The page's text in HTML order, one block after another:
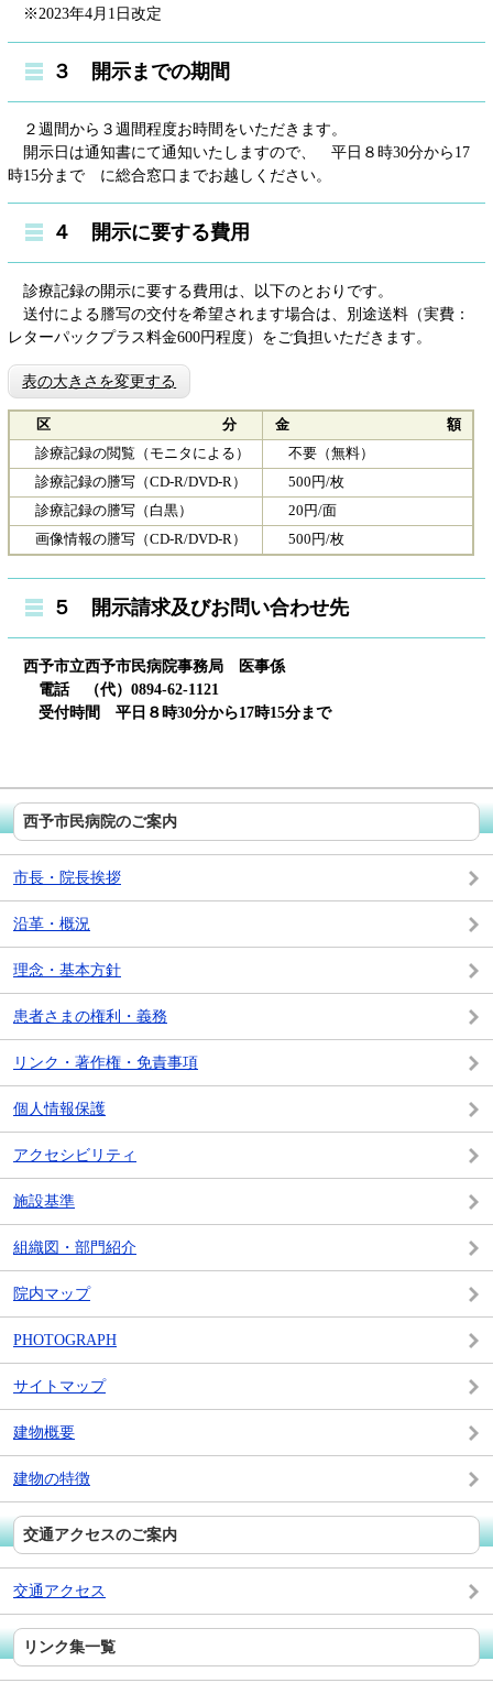
※2023年4月1日改定
３ 開示までの期間
２週間から３週間程度お時間をいただきます。
開示日は通知書にて通知いたしますので、 平日８時30分から17
時15分まで に総合窓口までお越しください。
４ 開示に要する費用
診療記録の開示に要する費用は、以下のとおりです。
送付による謄写の交付を希望されます場合は、別途送料（実費：
レターパックプラス料金600円程度）をご負担いただきます。
表の大きさを変更する
区 分
金 額
診療記録の閲覧（モニタによる）
不要（無料）
診療記録の謄写（CD-R/DVD-R）
500円/枚
診療記録の謄写（白黒）
20円/面
画像情報の謄写（CD-R/DVD-R）
500円/枚
５ 開示請求及びお問い合わせ先
西予市立西予市民病院事務局 医事係
電話 （代）0894-62-1121
受付時間 平日８時30分から17時15分まで
西予市民病院のご案内
市長・院長挨拶
沿革・概況
理念・基本方針
患者さまの権利・義務
リンク・著作権・免責事項
個人情報保護
アクセシビリティ
施設基準
組織図・部門紹介
院内マップ
PHOTOGRAPH
サイトマップ
建物概要
建物の特徴
交通アクセスのご案内
交通アクセス
リンク集一覧